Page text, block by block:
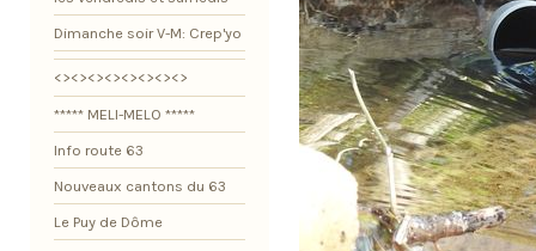
Dimanche soir V-M: Crep'yo
<><><><><><><><>
***** MELI-MELO *****
Info route 63
Nouveaux cantons du 63
Le Puy de Dôme